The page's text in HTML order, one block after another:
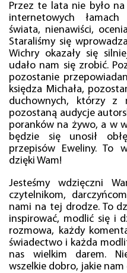
Przez te lata nie było
internetowych
świata, nienawiści,
Staraliśmy się
Wichry okazały się
udało nam się zrobić.
pozostanie
księdza Michała,
duchownych, którzy z
pozostaną audycje
poranków na żywo, a w
będzie się unosił
przepisów Eweliny. To
dzięki Wam!
Jesteśmy wdzięczni
czytelnikom,
nami na tej drodze. To
inspirować, modlić się i
rozmowa, każdy
świadectwo i każda
nas wielkim darem.
wszelkie dobro, jakie nam